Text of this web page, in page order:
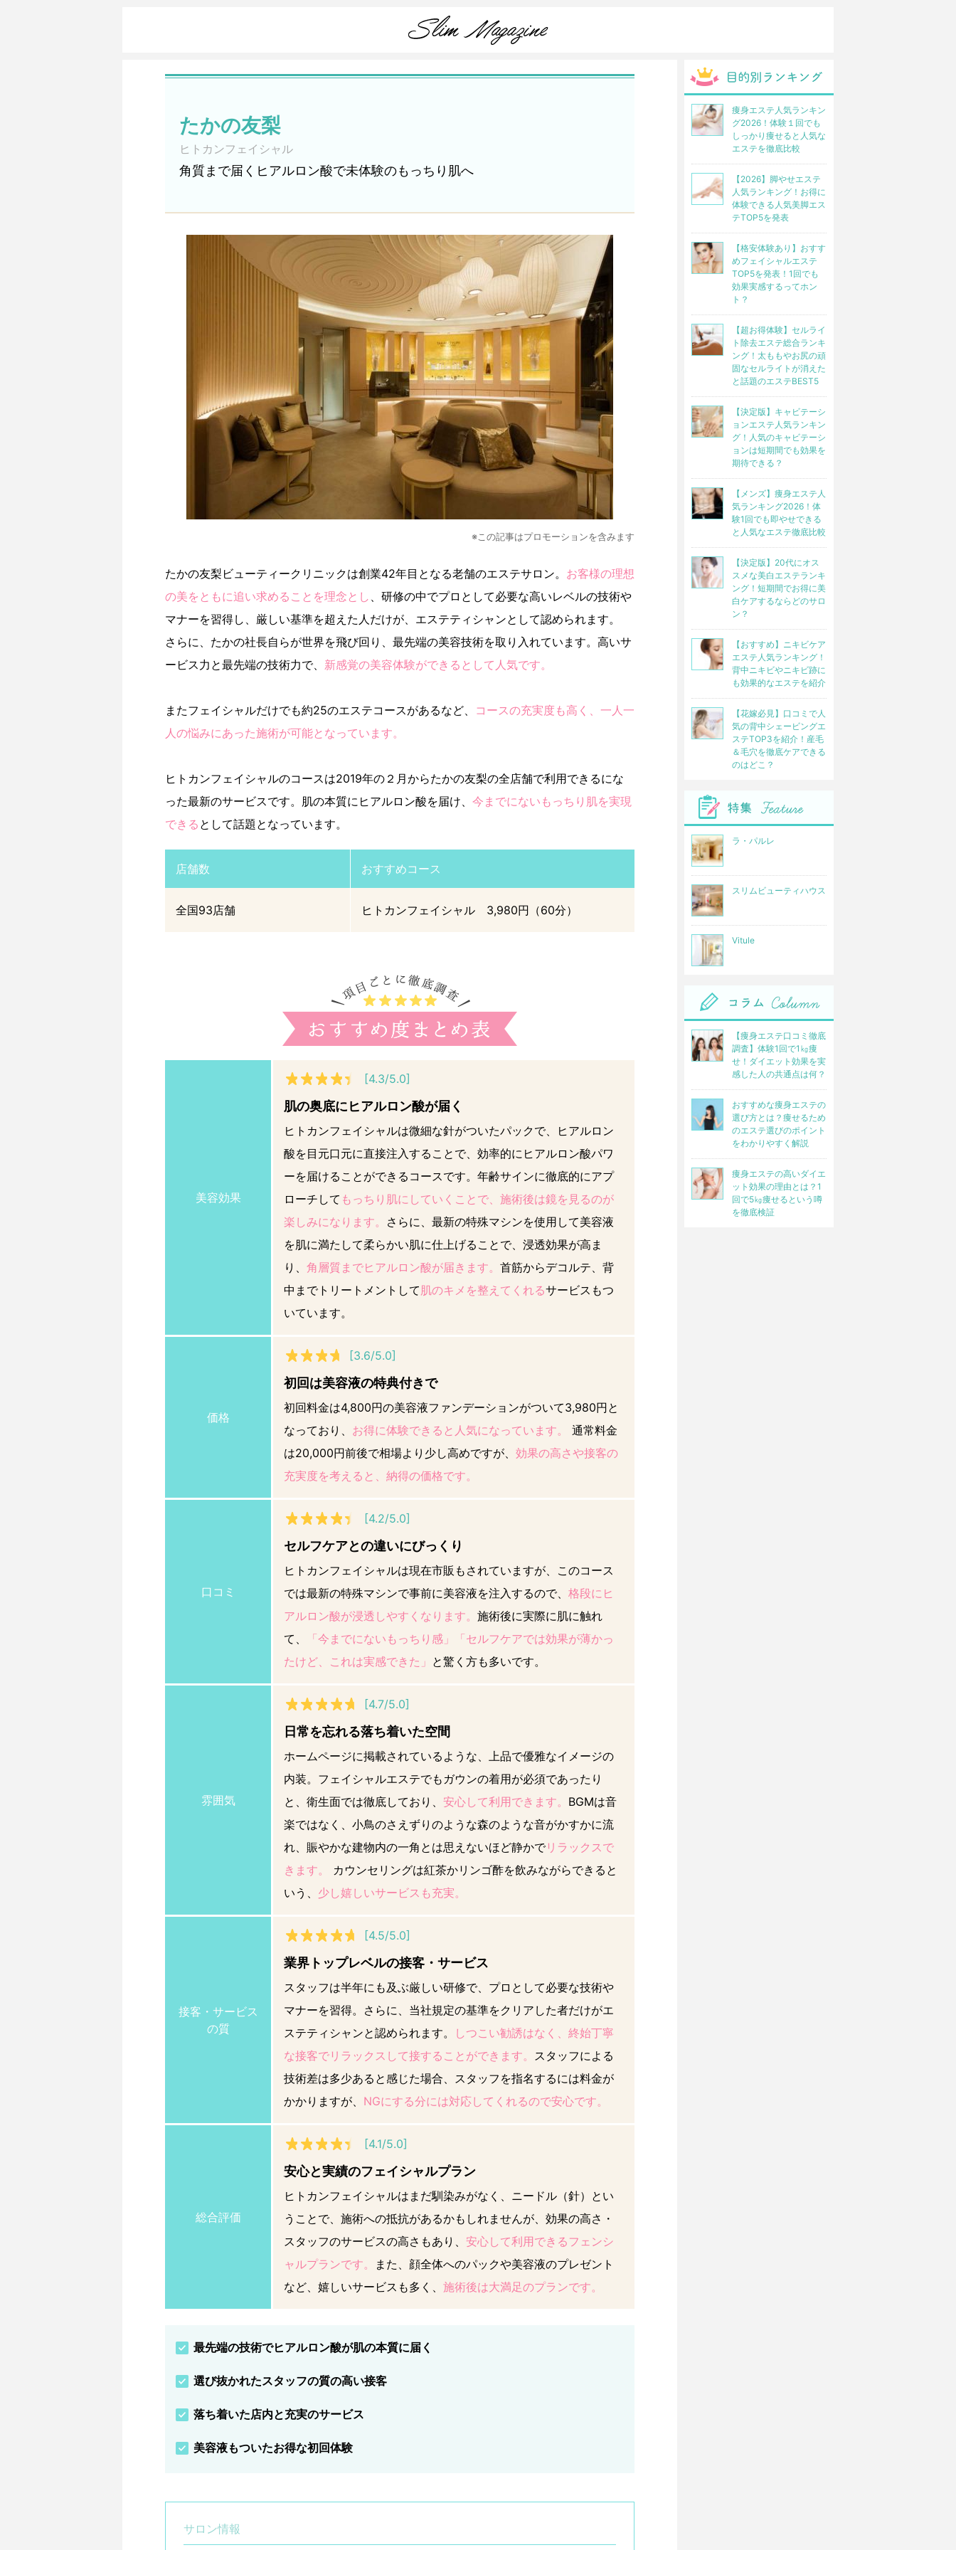
たかの友梨
ヒトカンフェイシャル
角質まで届くヒアルロン酸で未体験のもっちり肌へ
※この記事はプロモーションを含みます
たかの友梨ビューティークリニックは創業42年目となる老舗のエステサロン。 お客様の理想
の美をともに追い求めることを理念とし 、研修の中でプロとして必要な高いレベルの技術や
マナーを習得し、厳しい基準を超えた人だけが、エステティシャンとして認められます。
さらに、たかの社長自らが世界を飛び回り、最先端の美容技術を取り入れています。高いサ
ービス力と最先端の技術力で、 新感覚の美容体験ができるとして人気です。
またフェイシャルだけでも約25のエステコースがあるなど、 コースの充実度も高く、一人一
人の悩みにあった施術が可能となっています。
ヒトカンフェイシャルのコースは2019年の２月からたかの友梨の全店舗で利用できるにな
った最新のサービスです。肌の本質にヒアルロン酸を届け、 今までにないもっちり肌を実現
できる として話題となっています。
店舗数 おすすめコース
全国93店舗 ヒトカンフェイシャル 3,980円（60分）
美容効果
[4.3/5.0]
肌の奥底にヒアルロン酸が届く
ヒトカンフェイシャルは微細な針がついたパックで、ヒアルロン
酸を目元口元に直接注入することで、効率的にヒアルロン酸パワ
ーを届けることができるコースです。年齢サインに徹底的にアプ
ローチして もっちり肌にしていくことで、施術後は鏡を見るのが
楽しみになります。 さらに、最新の特殊マシンを使用して美容液
を肌に満たして柔らかい肌に仕上げることで、浸透効果が高ま
り、 角層質までヒアルロン酸が届きます。 首筋からデコルテ、背
中までトリートメントして肌のキメを整えてくれるサービスもつ
いています。
価格
[3.6/5.0]
初回は美容液の特典付きで
初回料金は4,800円の美容液ファンデーションがついて3,980円と
なっており、 お得に体験できると人気になっています。
通常料金
は20,000円前後で相場より少し高めですが、 効果の高さや接客の
充実度を考えると、納得の価格です。
口コミ
[4.2/5.0]
セルフケアとの違いにびっくり
ヒトカンフェイシャルは現在市販もされていますが、このコース
では最新の特殊マシンで事前に美容液を注入するので、 格段にヒ
アルロン酸が浸透しやすくなります。 施術後に実際に肌に触れ
て、
「今までにないもっちり感」「セルフケアでは効果が薄かっ
たけど、これは実感できた」 と驚く方も多いです。
雰囲気
[4.7/5.0]
日常を忘れる落ち着いた空間
ホームページに掲載されているような、上品で優雅なイメージの
内装。フェイシャルエステでもガウンの着用が必須であったり
と、衛生面では徹底しており、 安心して利用できます。 BGMは音
楽ではなく、小鳥のさえずりのような森のような音がかすかに流
れ、賑やかな建物内の一角とは思えないほど静かでリラックスで
きます。
カウンセリングは紅茶かリンゴ酢を飲みながらできると
いう、 少し嬉しいサービスも充実。
接客・サービス
の質
[4.5/5.0]
業界トップレベルの接客・サービス
スタッフは半年にも及ぶ厳しい研修で、プロとして必要な技術や
マナーを習得。さらに、当社規定の基準をクリアした者だけがエ
ステティシャンと認められます。
しつこい勧誘はなく、終始丁寧
な接客でリラックスして接することができます。 スタッフによる
技術差は多少あると感じた場合、スタッフを指名するには料金が
かかりますが、 NGにする分には対応してくれるので安心です。
総合評価
[4.1/5.0]
安心と実績のフェイシャルプラン
ヒトカンフェイシャルはまだ馴染みがなく、ニードル（針）とい
うことで、施術への抵抗があるかもしれませんが、効果の高さ・
スタッフのサービスの高さもあり、 安心して利用できるフェンシ
ャルプランです。
また、顔全体へのパックや美容液のプレゼント
など、嬉しいサービスも多く、 施術後は大満足のプランです。
最先端の技術でヒアルロン酸が肌の本質に届く
選び抜かれたスタッフの質の高い接客
落ち着いた店内と充実のサービス
美容液もついたお得な初回体験
サロン情報
痩身エステ人気ランキン
グ2026！体験１回でも
しっかり痩せると人気な
エステを徹底比較
【2026】脚やせエステ
人気ランキング！お得に
体験できる人気美脚エス
テTOP5を発表
【格安体験あり】おすす
めフェイシャルエステ
TOP5を発表！1回でも
効果実感するってホン
ト？
【超お得体験】セルライ
ト除去エステ総合ランキ
ング！太ももやお尻の頑
固なセルライトが消えた
と話題のエステBEST5
【決定版】キャビテーシ
ョンエステ人気ランキン
グ！人気のキャビテーシ
ョンは短期間でも効果を
期待できる？
【メンズ】痩身エステ人
気ランキング2026！体
験1回でも即やせできる
と人気なエステ徹底比較
【決定版】20代にオス
スメな美白エステランキ
ング！短期間でお得に美
白ケアするならどのサロ
ン？
【おすすめ】ニキビケア
エステ人気ランキング！
背中ニキビやニキビ跡に
も効果的なエステを紹介
【花嫁必見】口コミで人
気の背中シェービングエ
ステTOP3を紹介！産毛
＆毛穴を徹底ケアできる
のはどこ？
ラ・パルレ
スリムビューティハウス
Vitule
【痩身エステ口コミ徹底
調査】体験1回で1㎏痩
せ！ダイエット効果を実
感した人の共通点は何？
おすすめな痩身エステの
選び方とは？痩せるため
のエステ選びのポイント
をわかりやすく解説
痩身エステの高いダイエ
ット効果の理由とは？1
回で5㎏痩せるという噂
を徹底検証